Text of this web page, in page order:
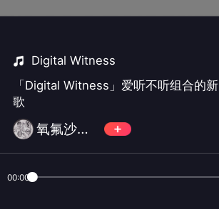
Digital Witness
「Digital Witness」爱听不听组合的新
歌
氧氟沙星气泡饮
00:00